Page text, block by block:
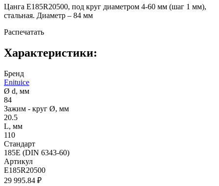
Цанга E185R20500, под круг диаметром 4-60 мм (шаг 1 мм),
стальная. Диаметр – 84 мм
Распечатать
Характеристики:
Бренд
Enituice
Ø d, мм
84
Зажим - круг Ø, мм
20.5
L, мм
110
Стандарт
185E (DIN 6343-60)
Артикул
E185R20500
29 995.84 ₽